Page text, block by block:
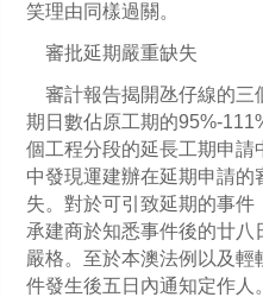
笑理由同樣過關。
審批延期嚴重缺失
審計報告揭開氹仔線的三
期日數佔原工期的95%-
個工程分段的延長工期申
中發現運建辦在延期申請
失。對於可引致延期的事
承建商於知悉事件後的廿
嚴格。至於本澳法例以及
件發生後五日內通知定作